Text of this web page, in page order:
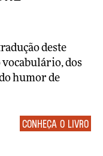
deste
vocabulário, dos
humor de
Conheça o livro